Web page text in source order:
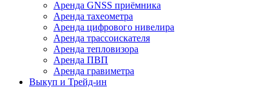
Теодолиты
Трассоискатели
Неразрушающий
контроль
Аксессуары
Аренда GNSS приёмника
Аренда тахеометра
Аренда цифрового нивелира
Аренда трассоискателя
Аренда тепловизора
Аренда ПВП
Аренда гравиметра
Выкуп и Трейд-ин